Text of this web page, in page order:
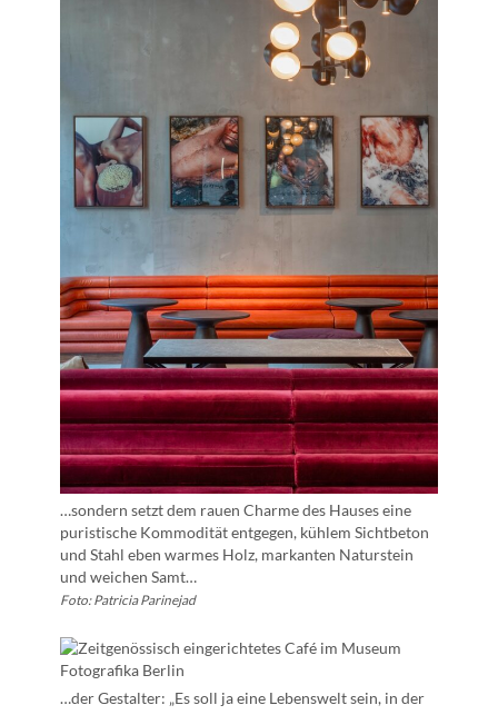
…sondern setzt dem rauen Charme des Hauses eine
puristische Kommodität entgegen, kühlem Sichtbeton
und Stahl eben warmes Holz, markanten Naturstein
und weichen Samt…
Foto: Patricia Parinejad
…der Gestalter: „Es soll ja eine Lebenswelt sein, in der